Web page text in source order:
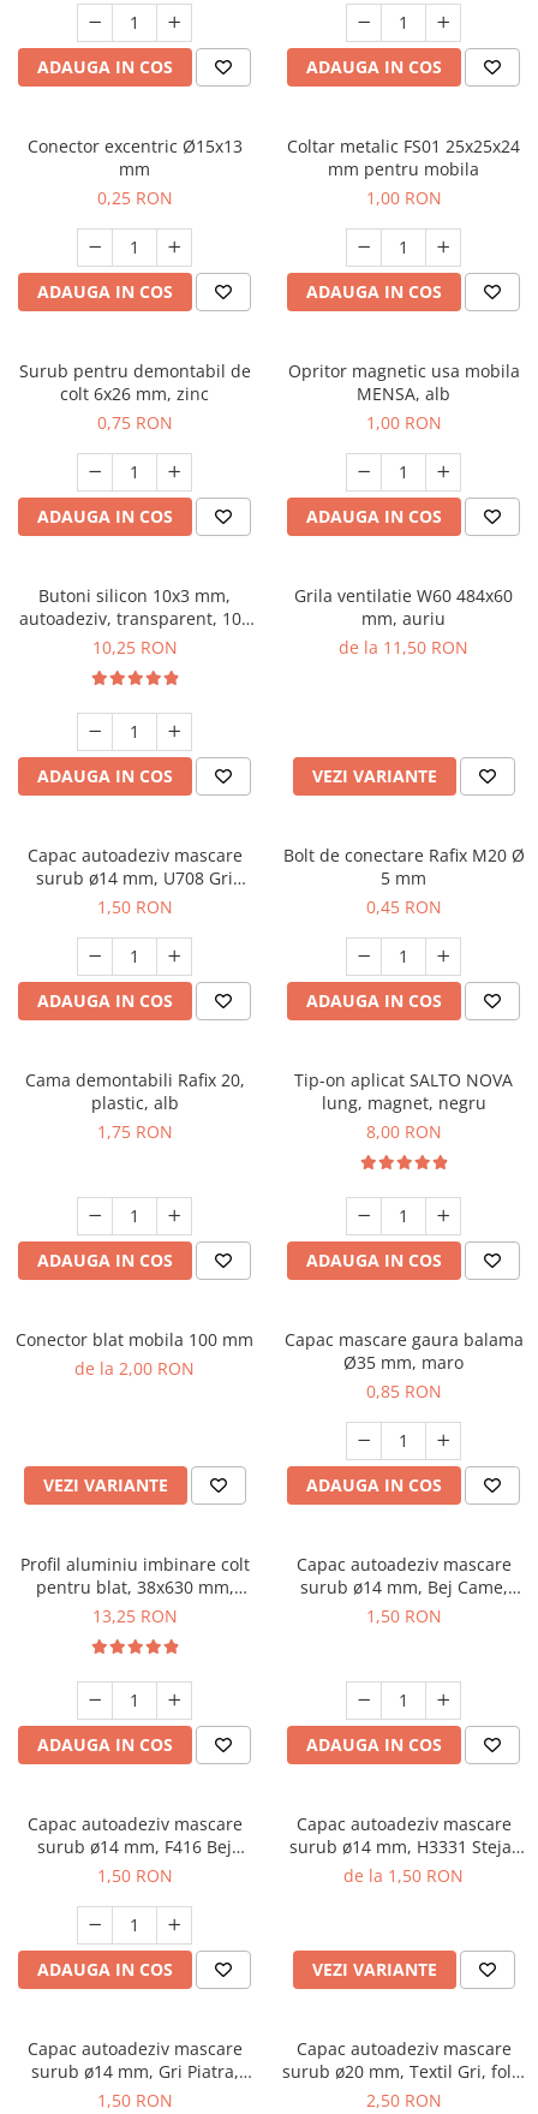
ADAUGA IN COS ADAUGA IN COS
Conector excentric Ø15x13
mm
0,25 RON
ADAUGA IN COS
Coltar metalic FS01 25x25x24
mm pentru mobila
1,00 RON
ADAUGA IN COS
Surub pentru demontabil de
colt 6x26 mm, zinc
0,75 RON
ADAUGA IN COS
Opritor magnetic usa mobila
MENSA, alb
1,00 RON
ADAUGA IN COS
Butoni silicon 10x3 mm,
autoadeziv, transparent, 100
buc/folie
10,25 RON
ADAUGA IN COS
Grila ventilatie W60 484x60
mm, auriu
de la 11,50 RON
VEZI VARIANTE
Capac autoadeziv mascare
surub ø14 mm, U708 Gri
Deschis, folie 25 buc
1,50 RON
ADAUGA IN COS
Bolt de conectare Rafix M20 Ø
5 mm
0,45 RON
ADAUGA IN COS
Cama demontabili Rafix 20,
plastic, alb
1,75 RON
ADAUGA IN COS
Tip-on aplicat SALTO NOVA
lung, magnet, negru
8,00 RON
ADAUGA IN COS
Conector blat mobila 100 mm
de la 2,00 RON
VEZI VARIANTE
Capac mascare gaura balama
Ø35 mm, maro
0,85 RON
ADAUGA IN COS
Profil aluminiu imbinare colt
pentru blat, 38x630 mm,
negru mat
13,25 RON
ADAUGA IN COS
Capac autoadeziv mascare
surub ø14 mm, Bej Came,
folie 25 buc
1,50 RON
ADAUGA IN COS
Capac autoadeziv mascare
surub ø14 mm, F416 Bej
Textil, folie 25 buc
1,50 RON
ADAUGA IN COS
Capac autoadeziv mascare
surub ø14 mm, H3331 Stejar
Nebraska natur, folie 25 buc
de la 1,50 RON
VEZI VARIANTE
Capac autoadeziv mascare
surub ø14 mm, Gri Piatra,
folie 25 buc
1,50 RON
Capac autoadeziv mascare
surub ø20 mm, Textil Gri, folie
28 buc
2,50 RON